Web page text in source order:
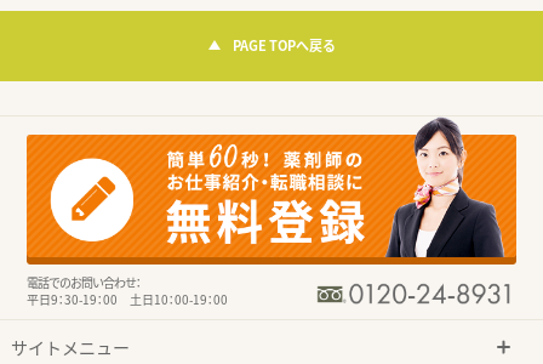
PAGE TOPへ戻る
電話でのお問い合わせ：
平日9：30-19：00 土日10：00-19：00
サイトメニュー